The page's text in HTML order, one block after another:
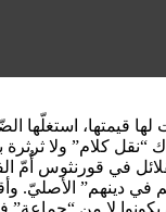
ولا ثرثرة
في قورنثوس أُمّ
في دينهم” الأصليّ.